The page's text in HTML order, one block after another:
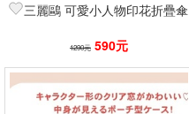
三麗鷗 可愛小人物印花折疊傘
1290元 590元